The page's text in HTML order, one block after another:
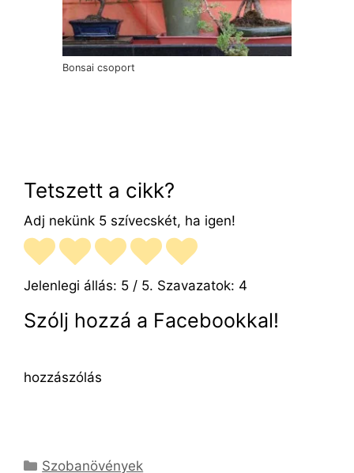
Bonsai csoport
Tetszett a cikk?
Adj nekünk 5 szívecskét, ha igen!
Jelenlegi állás: 5 / 5. Szavazatok: 4
Szólj hozzá a Facebookkal!
hozzászólás
Kategória
Szobanövények